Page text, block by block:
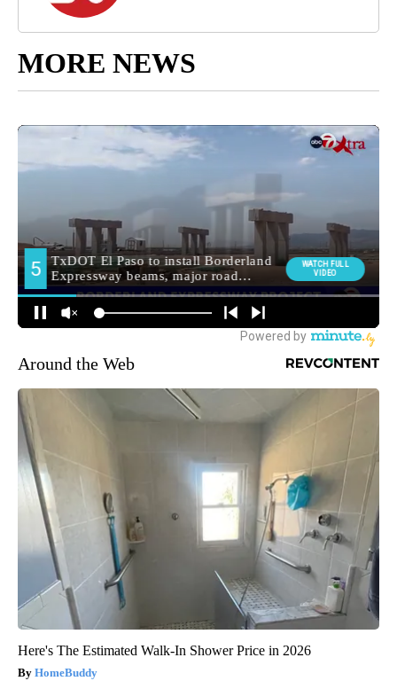
MORE NEWS
Around the Web
Here's The Estimated Walk-In Shower Price in 2026
HomeBuddy